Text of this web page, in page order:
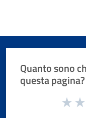
Quanto sono
questa pagina?
Valuta da 1 a 5 stelle